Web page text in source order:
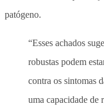
patógeno.
“Esses achados
robustas podem
contra os sintomas
uma capacidade de